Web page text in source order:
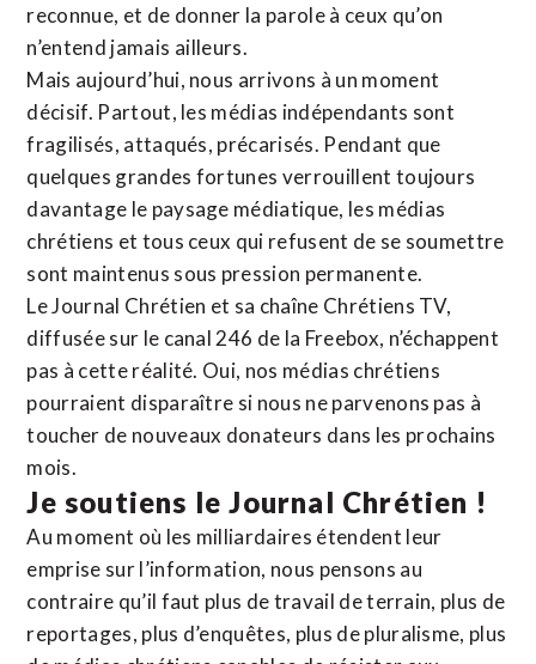
reconnue, et de donner la parole à ceux qu’on
n’entend jamais ailleurs.
Mais aujourd’hui, nous arrivons à un moment
décisif. Partout, les médias indépendants sont
fragilisés, attaqués, précarisés. Pendant que
quelques grandes fortunes verrouillent toujours
davantage le paysage médiatique, les médias
chrétiens et tous ceux qui refusent de se soumettre
sont maintenus sous pression permanente.
Le Journal Chrétien et sa chaîne Chrétiens TV,
diffusée sur le canal 246 de la Freebox, n’échappent
pas à cette réalité. Oui, nos médias chrétiens
pourraient disparaître si nous ne parvenons pas à
toucher de nouveaux donateurs dans les prochains
mois.
Je soutiens le Journal Chrétien !
Au moment où les milliardaires étendent leur
emprise sur l’information, nous pensons au
contraire qu’il faut plus de travail de terrain, plus de
reportages, plus d’enquêtes, plus de pluralisme, plus